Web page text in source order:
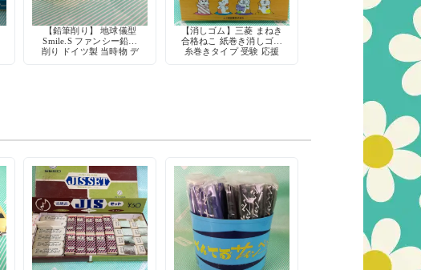
【鉛筆削り】 地球儀型
Smile.S ファンシー鉛筆
削り ドイツ製 当時物 デ
【消しゴム】三菱 まねき
合格ねこ 紙巻き消しゴム
糸巻きタイプ 受験 応援